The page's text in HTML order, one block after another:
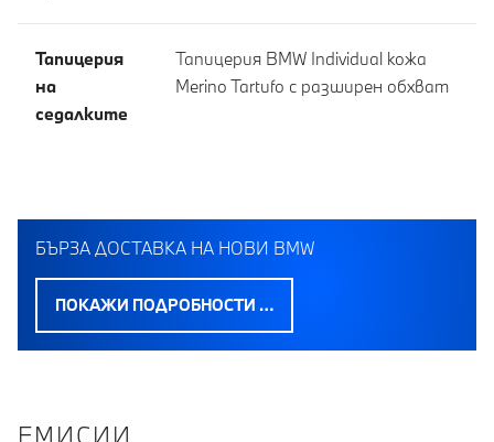
Тапицерия
на
седалките
Тапицерия BMW Individual кожа
Merino Tartufo с разширен обхват
БЪРЗА ДОСТАВКА НА НОВИ BMW
ПОКАЖИ ПОДРОБНОСТИ …
EМИСИИ